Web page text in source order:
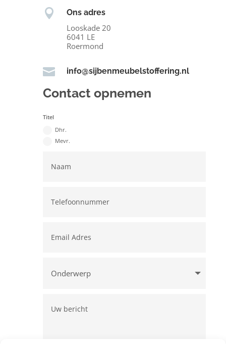
 Ons adres
Looskade 20
6041 LE
Roermond
 info@sijbenmeubelstoffering.nl
Contact opnemen
Titel
Dhr.
Mevr.